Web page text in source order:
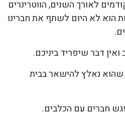
לאורך השנים, הווטרינרים
הוא לא היום לשתף את חברינו
דבר שיפריד ביניכם.
נאלץ להישאר בבית
חברים עם הכלבים.